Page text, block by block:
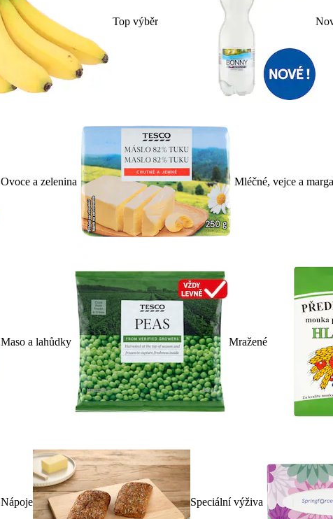
Top výběr
Ovoce a zelenina Mléčné, vejce a
Maso a lahůdky Mražené
Nápoje Speciální výživa